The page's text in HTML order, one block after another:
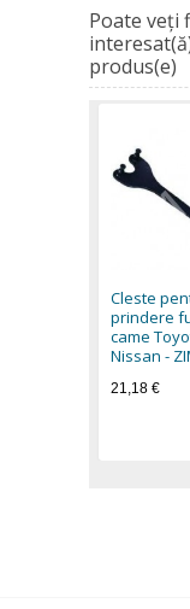
Poate veţi
produs(e)
Cleste
prindere
came
Nissan -
21,18 €